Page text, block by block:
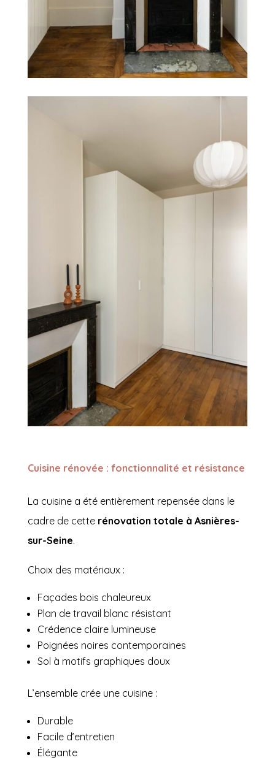
Cuisine rénovée : fonctionnalité et résistance
La cuisine a été entièrement repensée dans le
cadre de cette rénovation totale à Asnières-
sur-Seine.
Choix des matériaux :
Façades bois chaleureux
Plan de travail blanc résistant
Crédence claire lumineuse
Poignées noires contemporaines
Sol à motifs graphiques doux
L’ensemble crée une cuisine :
Durable
Facile d’entretien
Élégante